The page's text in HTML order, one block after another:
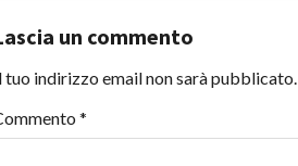
un commento
tuo indirizzo email non sarà pubblicato.
*